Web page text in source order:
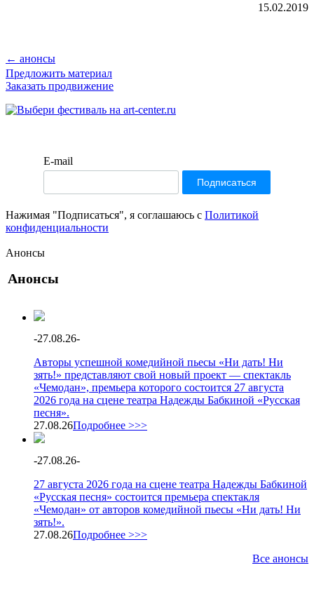
15.02.2019
← анонсы
Предложить материал
Заказать продвижение
E-mail
Нажимая "Подписаться", я соглашаюсь с Политикой
конфиденциальности
Анонсы
Анонсы
-27.08.26-
Авторы успешной комедийной пьесы «Ни дать! Ни
зять!» представляют свой новый проект — спектакль
«Чемодан», премьера которого состоится 27 августа
2026 года на сцене театра Надежды Бабкиной «Русская
песня».
27.08.26Подробнее >>>
-27.08.26-
27 августа 2026 года на сцене театра Надежды Бабкиной
«Русская песня» состоится премьера спектакля
«Чемодан» от авторов комедийной пьесы «Ни дать! Ни
зять!».
27.08.26Подробнее >>>
Все анонсы